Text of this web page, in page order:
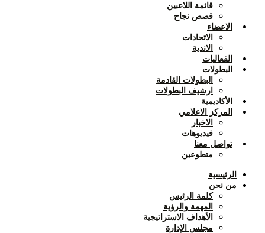
قائمة اللاعبين
قصص نجاح
الاعضاء
الاتحادات
الاندية
الفعاليات
البطولات
البطولات القادمة
ارشيف البطولات
الأكاديمية
المركز الاعلامي
الاخبار
فيديوهات
تواصل معنا
متطوعين
الرئيسية
من نحن
كلمة الرئيس
المهمة والرؤية
الأهداف الاستراتيجية
مجلس الإدارة